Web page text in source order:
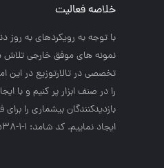
خلاصه فعالیت
با توجه به رويكردهاي به روز
نمونه هاي موفق خارجي تلاش
تخصصي در تالارتوزيع در اين
را در صنف ابزار پر كنيم و با
بازديدكنندگان بيشماري را
ايجاد نماييم. کد شامد: 1-1-756538-65-0-2